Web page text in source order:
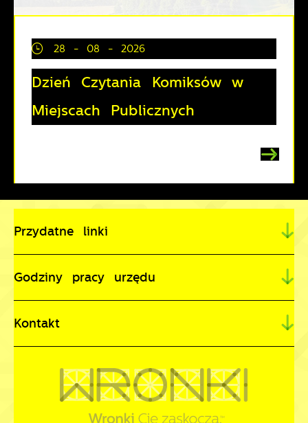
28 - 08 - 2026
Dzień Czytania Komiksów w
Miejscach Publicznych
Przydatne linki
Godziny pracy urzędu
Kontakt